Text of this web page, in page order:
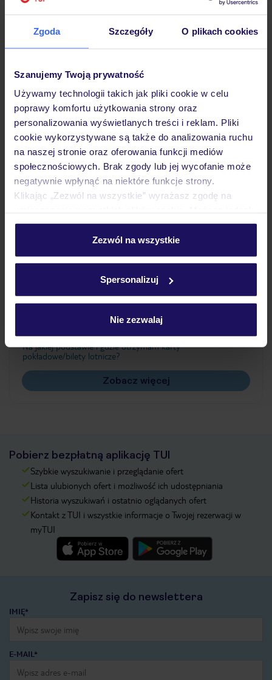
Zgoda Szczegóły O plikach cookies
Szanujemy Twoją prywatność
Używamy technologii takich jak pliki cookie w celu
poprawy komfortu użytkowania strony oraz
personalizowania wyświetlanych treści i reklam. Pliki
cookie wykorzystywane są także do analizowania ruchu
na naszej stronie oraz oferowania funkcji mediów
społecznościowych. Brak zgody lub jej wycofanie może
negatywnie wpłynąć na niektóre funkcje strony.
Klikając „Zezwól na wszystkie” wyrażasz zgodę na
personalizować swój wybór wchodząc w zakładkę
Szczegółowe informacje o plikach cookie znajdziesz
Zezwól na wszystkie
Spersonalizuj
Nie zezwalaj
Hotel
Pokoje
Wyżywienie
Atrakcje
Ważne informacje
Często zadawane pytania
Jak zmienić uczestników/osobę zgłaszającą?
Na jakiej podstawie i gdzie otrzymam karty
pokładowe/bilety lotnicze?
Zobacz więcej
Pobierz bezpłatną aplikację TUI
Szybkie wyszukiwanie i przeglądanie ofert
Lista ulubionych ofert i możliwość ich udostępniania
Historia wyszukiwań i ostatnio oglądanych ofert
Kontakt z TUI i wszystkie informacje o Twojej rezerwacji w
myTUI
Zapisz się do newslettera
IMIĘ*
E-MAIL*